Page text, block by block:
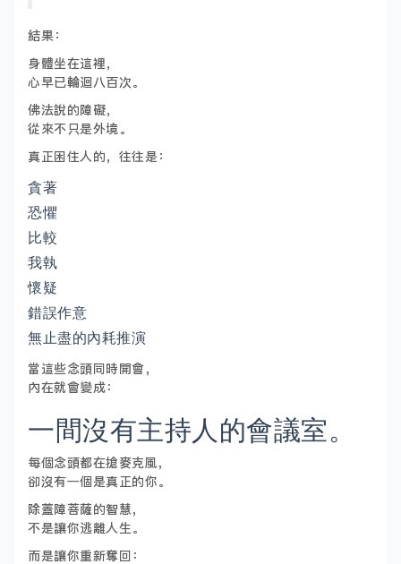
結果：
身體坐在這裡，
心早已輪迴八百次。
佛法說的障礙，
從來不只是外境。
真正困住人的，往往是：
貪著
恐懼
比較
我執
懷疑
錯誤作意
無止盡的內耗推演
當這些念頭同時開會，
內在就會變成：
一間沒有主持人的會議室。
每個念頭都在搶麥克風，
卻沒有一個是真正的你。
除蓋障菩薩的智慧，
不是讓你逃離人生。
而是讓你重新奪回：